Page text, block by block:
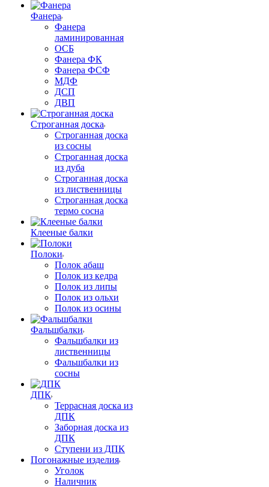
Фанера
Фанера
ламинированная
ОСБ
Фанера ФК
Фанера ФСФ
МДФ
ДСП
ДВП
Строганная доска
Строганная доска
из сосны
Строганная доска
из дуба
Строганная доска
из лиственницы
Строганная доска
термо сосна
Клееные балки
Полоки
Полок абаш
Полок из кедра
Полок из липы
Полок из ольхи
Полок из осины
Фальшбалки
Фальшбалки из
лиственницы
Фальшбалки из
сосны
ДПК
Террасная доска из
ДПК
Заборная доска из
ДПК
Ступени из ДПК
Погонажные изделия
Уголок
Наличник